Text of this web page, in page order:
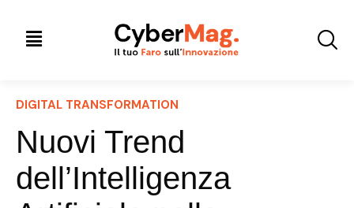
DIGITAL TRANSFORMATION
Nuovi Trend
dell’Intelligenza